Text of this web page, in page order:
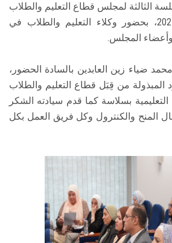
الثالثة لمجلس قطاع التعليم والطلاب
للعام الجامعي 2024-2025، بحضور وكلاء التعليم والطلاب في
المجلس.
ضياء زين العابدين بالسادة الحضور،
المبذولة من قِبَل قطاع التعليم والطلاب
بسلاسة كما قدم سيادته الشكر
المنح والكنترول وكل فريق العمل بكل